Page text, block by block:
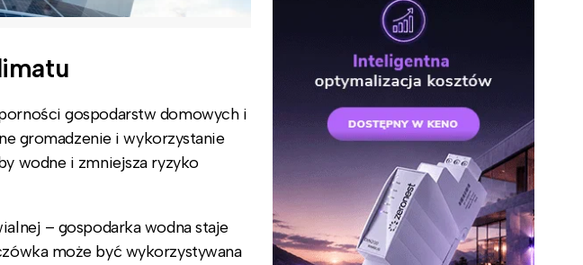
gospodarstw domowych i
gromadzenie i wykorzystanie
wodne i zmniejsza ryzyko
– gospodarka wodna staje
może być wykorzystywana